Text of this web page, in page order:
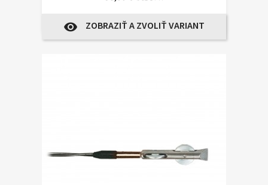
visibility ZOBRAZIŤ A ZVOLIŤ VARIANT